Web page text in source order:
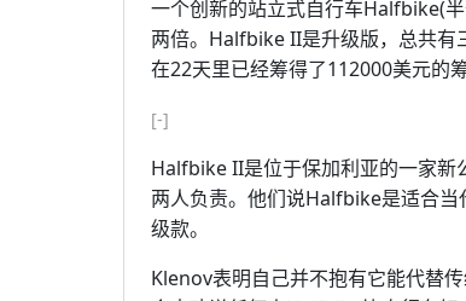
一个创新的站立式自行车Halfbike(
两倍。Halfbike II是升级版，总共有
在22天里已经筹得了112000美元的筹
[-]
Halfbike II是位于保加利亚的一家
两人负责。他们说Halfbike是适合
级款。
Klenov表明自己并不抱有它能代替